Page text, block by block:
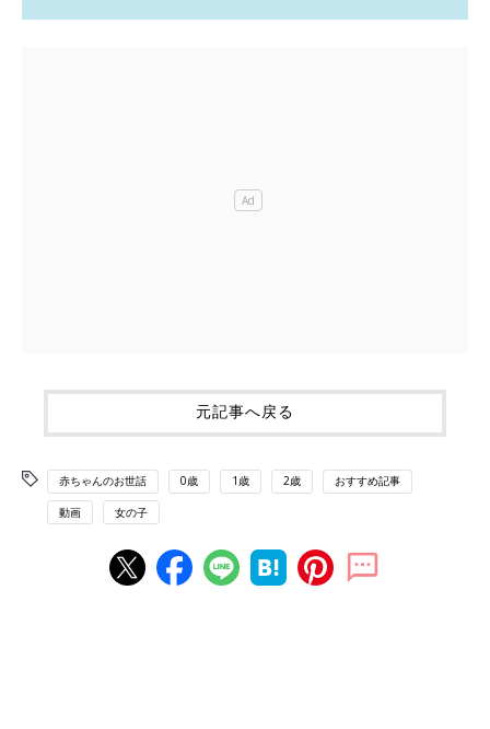
元記事へ戻る
赤ちゃんのお世話 0歳 1歳 2歳 おすすめ記事
動画 女の子